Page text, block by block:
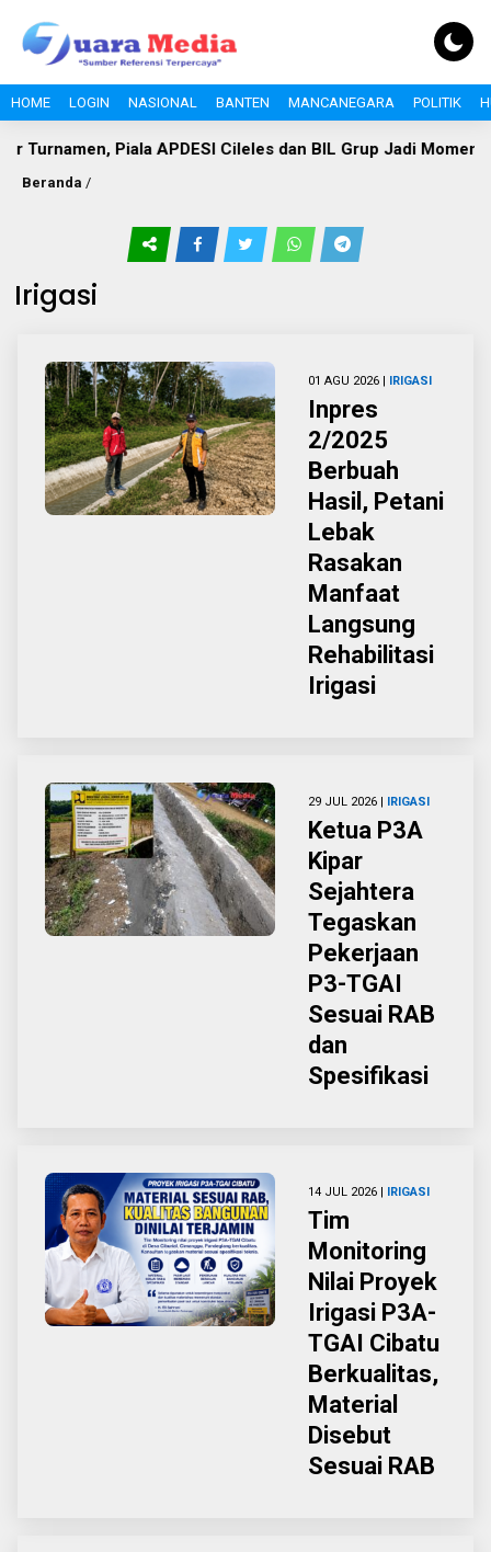
HOME LOGIN NASIONAL BANTEN MANCANEGARA POLITIK
Piala APDESI Cileles dan BIL Grup Jadi Momentum
Beranda /
Irigasi
01 AGU 2026 | IRIGASI
Inpres
2/2025
Berbuah
Hasil, Petani
Lebak
Rasakan
Manfaat
Langsung
Rehabilitasi
Irigasi
29 JUL 2026 | IRIGASI
Ketua P3A
Kipar
Sejahtera
Tegaskan
Pekerjaan
P3-TGAI
Sesuai RAB
dan
Spesifikasi
14 JUL 2026 | IRIGASI
Tim
Monitoring
Nilai Proyek
Irigasi P3A-
TGAI Cibatu
Berkualitas,
Material
Disebut
Sesuai RAB